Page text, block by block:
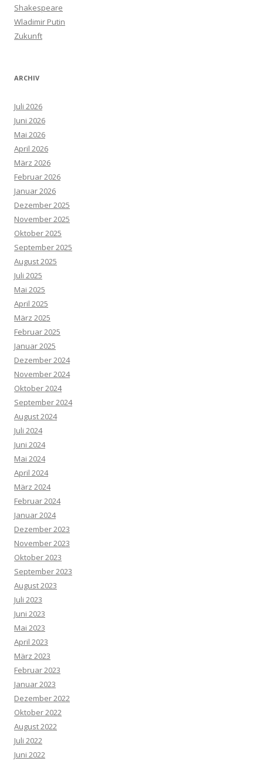
Shakespeare
Wladimir Putin
Zukunft
ARCHIV
Juli 2026
Juni 2026
Mai 2026
April 2026
März 2026
Februar 2026
Januar 2026
Dezember 2025
November 2025
Oktober 2025
September 2025
August 2025
Juli 2025
Mai 2025
April 2025
März 2025
Februar 2025
Januar 2025
Dezember 2024
November 2024
Oktober 2024
September 2024
August 2024
Juli 2024
Juni 2024
Mai 2024
April 2024
März 2024
Februar 2024
Januar 2024
Dezember 2023
November 2023
Oktober 2023
September 2023
August 2023
Juli 2023
Juni 2023
Mai 2023
April 2023
März 2023
Februar 2023
Januar 2023
Dezember 2022
Oktober 2022
August 2022
Juli 2022
Juni 2022